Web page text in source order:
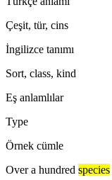
Çeşit, tür, cins
İngilizce tanımı
Sort, class, kind
Eş anlamlılar
Type
Örnek cümle
Over a hundred species